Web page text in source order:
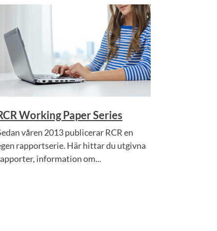
Working Paper Series
våren 2013 publicerar RCR en
rapportserie. Här hittar du utgivna
information om...